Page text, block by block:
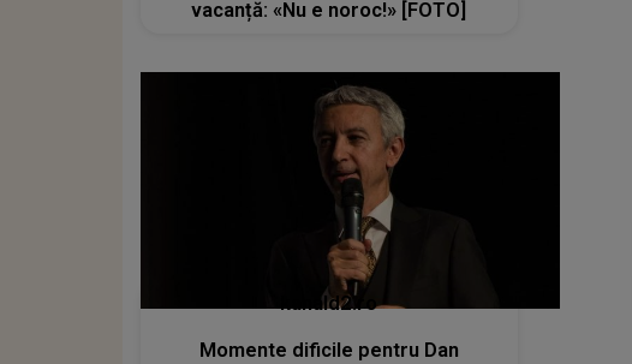
vacanță: «Nu e noroc!» [FOTO]
kanald2.ro
Momente dificile pentru Dan